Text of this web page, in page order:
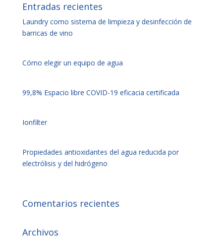
Entradas recientes
Laundry como sistema de limpieza y desinfección de
barricas de vino
Cómo elegir un equipo de agua
99,8% Espacio libre COVID-19 eficacia certificada
Ionfilter
Propiedades antioxidantes del agua reducida por
electrólisis y del hidrógeno
Comentarios recientes
Archivos